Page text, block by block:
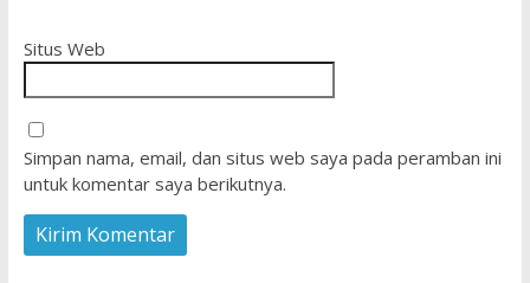
Situs Web
Simpan nama, email, dan situs web saya pada peramban ini
untuk komentar saya berikutnya.